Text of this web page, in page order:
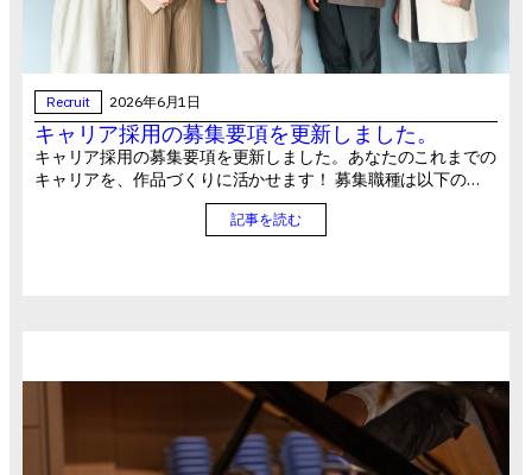
Recruit 2026年6月1日
キャリア採用の募集要項を更新しました。
キャリア採用の募集要項を更新しました。あなたのこれまでの
キャリアを、作品づくりに活かせます！ 募集職種は以下の…
記事を読む